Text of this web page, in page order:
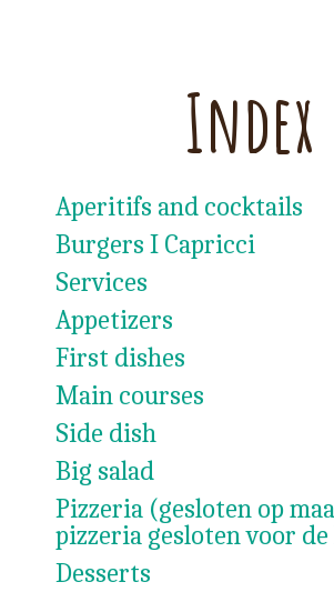
Index
Aperitifs and cocktails
Burgers I Capricci
Services
Appetizers
First dishes
Main courses
Side dish
Big salad
Pizzeria (gesloten op
pizzeria gesloten voor
Desserts